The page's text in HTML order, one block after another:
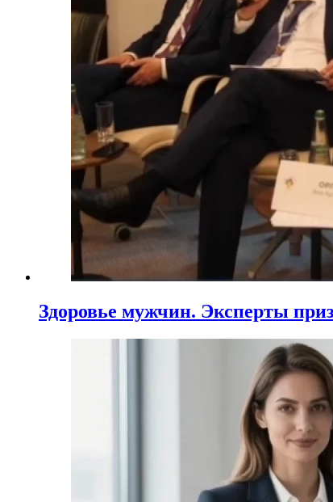
Здоровье мужчин. Эксперты